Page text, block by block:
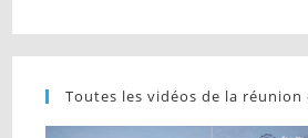
Toutes les vidéos de la réunion